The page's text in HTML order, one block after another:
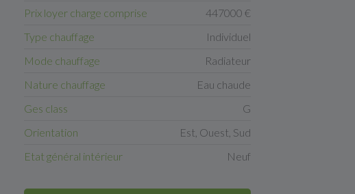
Prix loyer charge comprise
447000 €
Type chauffage
Individuel
Mode chauffage
Radiateur
Nature chauffage
Eau chaude
Ges class
G
Orientation
Est, Ouest, Sud
Etat général intérieur
Neuf